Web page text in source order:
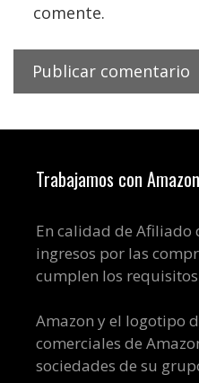
comente.
Trabajamos con Amazon
En calidad de Afiliado
ingresos por las
cumplen los
Amazon y el logotipo
comerciales de
sociedades de su